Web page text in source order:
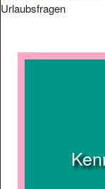
Urlaubsfragen